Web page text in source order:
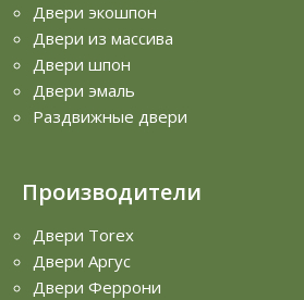
Двери экошпон
Двери из массива
Двери шпон
Двери эмаль
Раздвижные двери
Производители
Двери Torex
Двери Аргус
Двери Феррони